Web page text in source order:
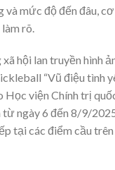
và mức độ đến đâu,
rõ.
hội lan truyền hình
“Vũ điệu tình
viện Chính trị
ngày 6 đến 8/9/
tại các điểm cầu trên